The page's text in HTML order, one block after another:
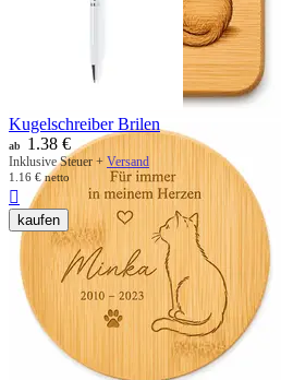
Kugelschreiber Brilen
ab 1.38 €
Inklusive Steuer + Versand
1.16 € netto

kaufen